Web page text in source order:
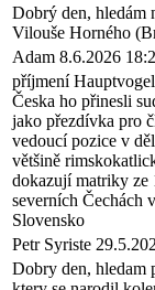
Dobrý den, hledám
Vilouše Horného
Adam 8.6.2026
příjmení
Česka ho přinesli
jako přezdívka pro
vedoucí pozice v
většině
dokazují matriky ze
severních Čechách
Slovensko
Petr Syriste
Dobry den, hledam